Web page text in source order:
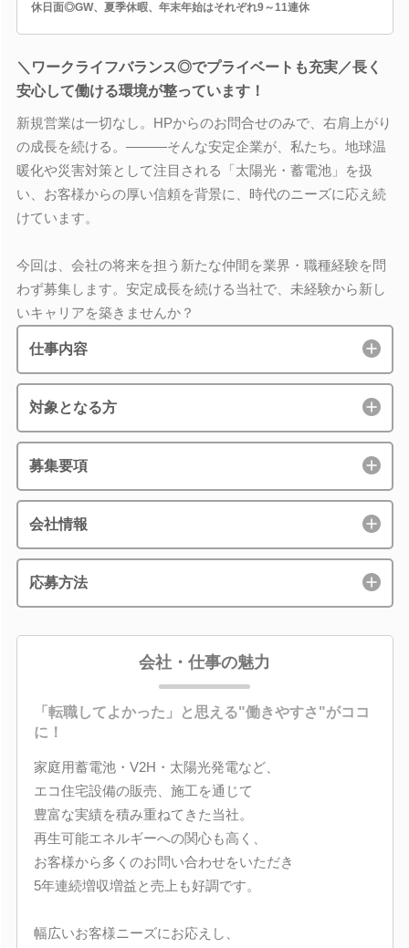
休日面◎GW、夏季休暇、年末年始はそれぞれ9～11連休
＼ワークライフバランス◎でプライベートも充実／長く
安心して働ける環境が整っています！
新規営業は一切なし。HPからのお問合せのみで、右肩上がり
の成長を続ける。―――そんな安定企業が、私たち。地球温
暖化や災害対策として注目される「太陽光・蓄電池」を扱
い、お客様からの厚い信頼を背景に、時代のニーズに応え続
けています。
今回は、会社の将来を担う新たな仲間を業界・職種経験を問
わず募集します。安定成長を続ける当社で、未経験から新し
いキャリアを築きませんか？
仕事内容
対象となる方
募集要項
会社情報
応募方法
会社・仕事の魅力
「転職してよかった」と思える"働きやすさ"がココ
に！
家庭用蓄電池・V2H・太陽光発電など、
エコ住宅設備の販売、施工を通じて
豊富な実績を積み重ねてきた当社。
再生可能エネルギーへの関心も高く、
お客様から多くのお問い合わせをいただき
5年連続増収増益と売上も好調です。
幅広いお客様ニーズにお応えし、